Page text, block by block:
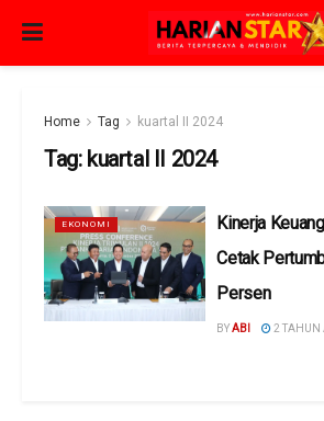
Home Tag kuartal II 2024
Tag: kuartal II 2024
EKONOMI
Kinerja
Cetak
Persen
BYABI 2 TAHUN